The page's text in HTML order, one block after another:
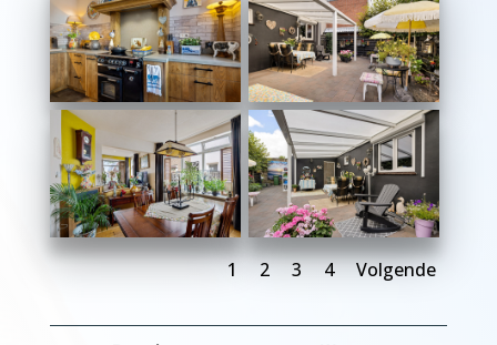
1 2 3 4 Volgende